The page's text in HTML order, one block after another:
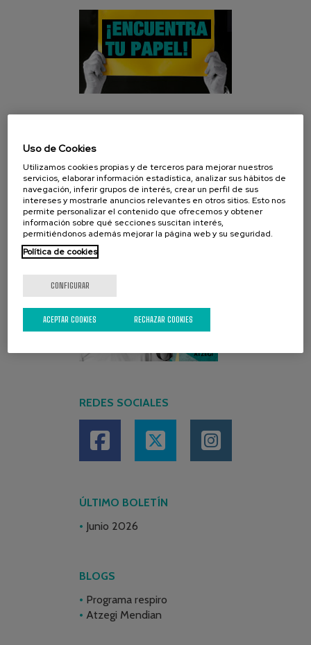
REDES SOCIALES
ÚLTIMO BOLETÍN
Junio 2026
BLOGS
Programa respiro
Atzegi Mendian
Uso de Cookies
Utilizamos cookies propias y de terceros para mejorar nuestros
servicios, elaborar información estadística, analizar sus hábitos de
navegación, inferir grupos de interés, crear un perfil de sus
intereses y mostrarle anuncios relevantes en otros sitios. Esto nos
permite personalizar el contenido que ofrecemos y obtener
información sobre qué secciones suscitan interés,
permitiéndonos además mejorar la página web y su seguridad.
Política de cookies
CONFIGURAR
RECHAZAR COOKIES
ACEPTAR COOKIES